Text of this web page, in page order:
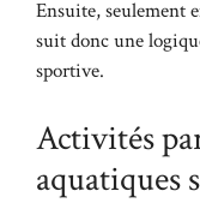
Ensuite, seulement
suit donc une
sportive.
Activités
aquatiques